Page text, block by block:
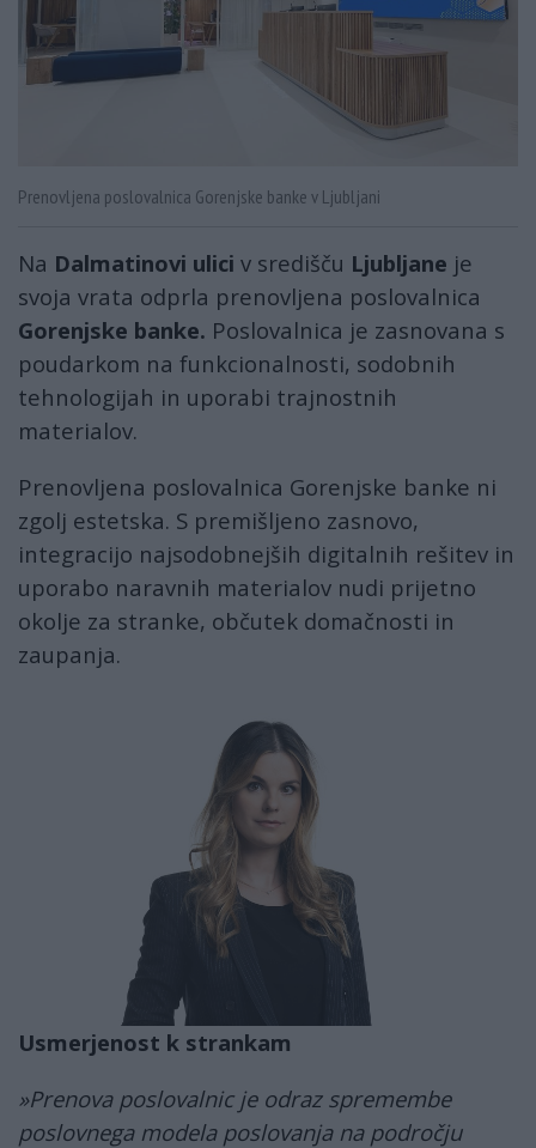
Prenovljena poslovalnica Gorenjske banke v Ljubljani
Na Dalmatinovi ulici v središču Ljubljane je
svoja vrata odprla prenovljena poslovalnica
Gorenjske banke. Poslovalnica je zasnovana s
poudarkom na funkcionalnosti, sodobnih
tehnologijah in uporabi trajnostnih
materialov.
Prenovljena poslovalnica Gorenjske banke ni
zgolj estetska. S premišljeno zasnovo,
integracijo najsodobnejših digitalnih rešitev in
uporabo naravnih materialov nudi prijetno
okolje za stranke, občutek domačnosti in
zaupanja.
Usmerjenost k strankam
»Prenova poslovalnic je odraz spremembe
poslovnega modela poslovanja na področju